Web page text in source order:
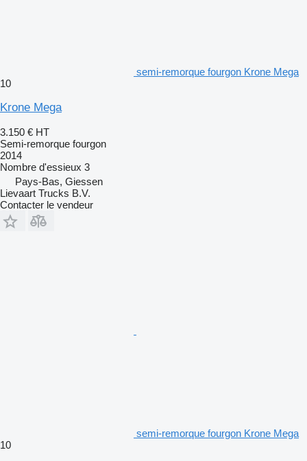
semi-remorque fourgon Krone Mega
10
Krone Mega
3.150 € HT
Semi-remorque fourgon
2014
Nombre d'essieux 3
Pays-Bas, Giessen
Lievaart Trucks B.V.
Contacter le vendeur
semi-remorque fourgon Krone Mega
10